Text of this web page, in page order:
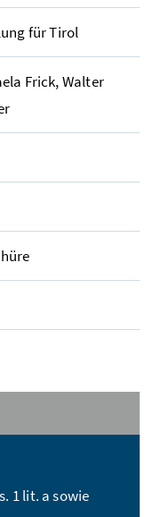
für Tirol
Frick, Walter
1 lit. a sowie